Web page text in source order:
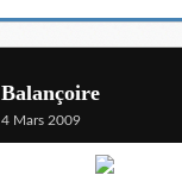
Balançoire
4 Mars 2009